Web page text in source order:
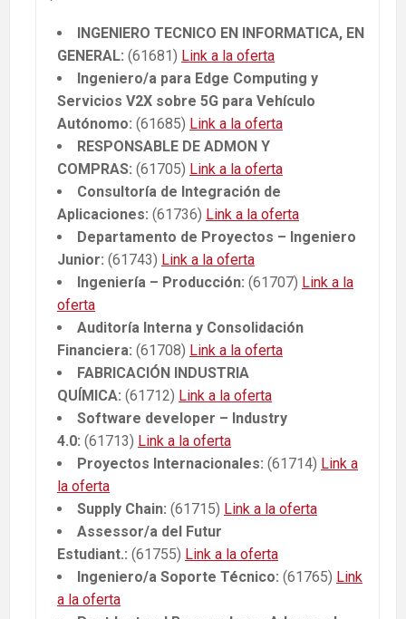
INGENIERO TECNICO EN INFORMATICA, EN
GENERAL: (61681) Link a la oferta
Ingeniero/a para Edge Computing y
Servicios V2X sobre 5G para Vehículo
Autónomo: (61685) Link a la oferta
RESPONSABLE DE ADMON Y
COMPRAS: (61705) Link a la oferta
Consultoría de Integración de
Aplicaciones: (61736) Link a la oferta
Departamento de Proyectos – Ingeniero
Junior: (61743) Link a la oferta
Ingeniería – Producción: (61707) Link a la
oferta
Auditoría Interna y Consolidación
Financiera: (61708) Link a la oferta
FABRICACIÓN INDUSTRIA
QUÍMICA: (61712) Link a la oferta
Software developer – Industry
4.0: (61713) Link a la oferta
Proyectos Internacionales: (61714) Link a
la oferta
Supply Chain: (61715) Link a la oferta
Assessor/a del Futur
Estudiant.: (61755) Link a la oferta
Ingeniero/a Soporte Técnico: (61765) Link
a la oferta